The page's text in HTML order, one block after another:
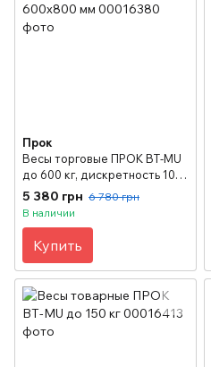
Прок
Весы торговые ПРОК ВТ-MU
до 600 кг, дискретность 100
г, 600х800 мм
5 380 грн 6 780 грн
В наличии
Купить